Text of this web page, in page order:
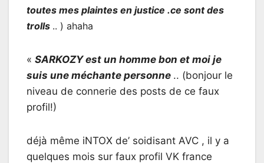
toutes mes plaintes en justice .ce sont des
trolls .. ) ahaha
« SARKOZY est un homme bon et moi je
suis une méchante personne .. (bonjour le
niveau de connerie des posts de ce faux
profil!)
déjà même iNTOX de’ soidisant AVC , il y a
quelques mois sur faux profil VK france